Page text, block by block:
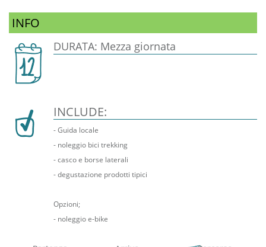
INFO
DURATA: Mezza giornata
INCLUDE:
- Guida locale
- noleggio bici trekking
- casco e borse laterali
- degustazione prodotti tipici
Opzioni;
- noleggio e-bike